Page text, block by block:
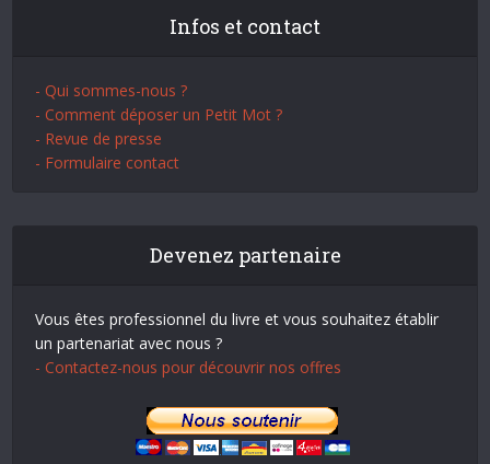
Infos et contact
- Qui sommes-nous ?
- Comment déposer un Petit Mot ?
- Revue de presse
- Formulaire contact
Devenez partenaire
Vous êtes professionnel du livre et vous souhaitez établir
un partenariat avec nous ?
- Contactez-nous pour découvrir nos offres